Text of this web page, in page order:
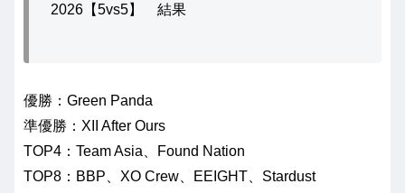
2026【5vs5】 結果
優勝：Green Panda
準優勝：XII After Ours
TOP4：Team Asia、Found Nation
TOP8：BBP、XO Crew、EEIGHT、Stardust